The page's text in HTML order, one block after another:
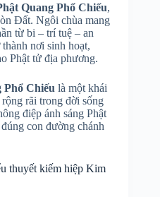
Quang Phổ Chiếu,
Đất. Ngôi chùa mang
từ bi – trí tuệ – an
nơi sinh hoạt,
Phật tử địa phương.
Phổ Chiếu là một khái
rãi trong đời sống
điệp ánh sáng Phật
con đường chánh
thuyết kiếm hiệp Kim